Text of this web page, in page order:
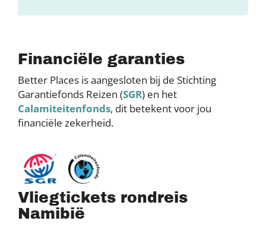
Financiële garanties
Better Places is aangesloten bij de Stichting
Garantiefonds Reizen (SGR) en het
Calamiteitenfonds, dit betekent voor jou
financiële zekerheid.
Vliegtickets rondreis
Namibië